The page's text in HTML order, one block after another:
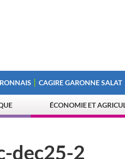
CAGIRE GARONNE SALAT
ÉCONOMIE ET
dec25-2